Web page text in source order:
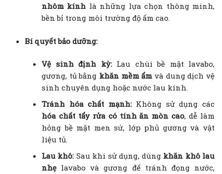
nhôm kính là những lựa chọn thông minh,
bền bỉ trong môi trường độ ẩm cao.
Bí quyết bảo dưỡng:
Vệ sinh định kỳ:Lau chùi bề mặt lavabo,
gương, tủ bằng khăn mềm ẩm và dung dịch vệ
sinh chuyên dụng hoặc nước lau kính.
Tránh hóa chất mạnh:Không sử dụng các
hóa chất tẩy rửa có tính ăn mòn cao, dễ làm
hỏng bề mặt men sứ, lớp phủ gương và vật
liệu tủ.
Lau khô: Sau khi sử dụng, dùng khăn khô lau
nhẹ lavabo và gương để tránh đọng nước,